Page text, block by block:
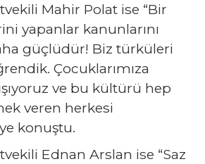
Mahir Polat ise “Bir
yapanlar kanunlarını
güçlüdür! Biz türküleri
Çocuklarımıza
ve bu kültürü hep
veren herkesi
konuştu.
Ednan Arslan ise “Saz